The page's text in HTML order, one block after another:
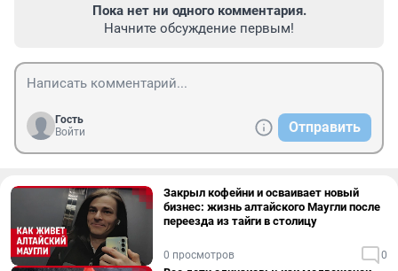
Пока нет ни одного комментария.
Начните обсуждение первым!
Гость
Войти
Отправить
Закрыл кофейни и осваивает новый
бизнес: жизнь алтайского Маугли после
переезда из тайги в столицу
0 просмотров 0